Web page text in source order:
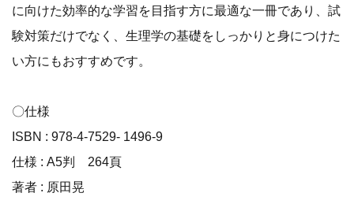
に向けた効率的な学習を目指す方に最適な一冊であり、試
験対策だけでなく、生理学の基礎をしっかりと身につけた
い方にもおすすめです。
〇仕様
ISBN : 978-4-7529- 1496-9
仕様 : A5判 264頁
著者 : 原田晃